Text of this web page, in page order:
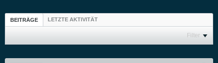
BEITRÄGE LETZTE AKTIVITÄT
Filter